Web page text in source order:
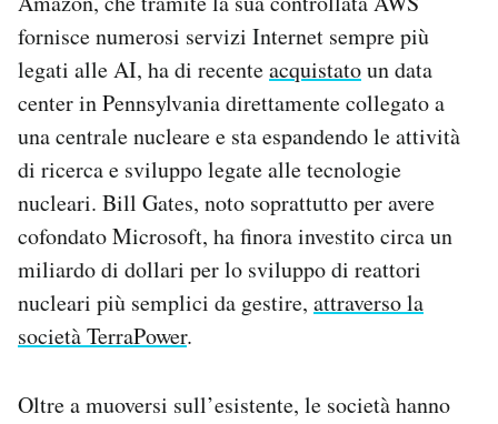
fornisce numerosi servizi Internet sempre più
legati alle AI, ha di recenteacquistatoun data
center in Pennsylvania direttamente collegato a
una centrale nucleare e sta espandendo le attività
di ricerca e sviluppo legate alle tecnologie
nucleari. Bill Gates, noto soprattutto per avere
cofondato Microsoft, ha finora investito circa un
miliardo di dollari per lo sviluppo di reattori
nucleari più semplici da gestire, attraverso la
società TerraPower.
Oltre a muoversi sull’esistente, le società hanno